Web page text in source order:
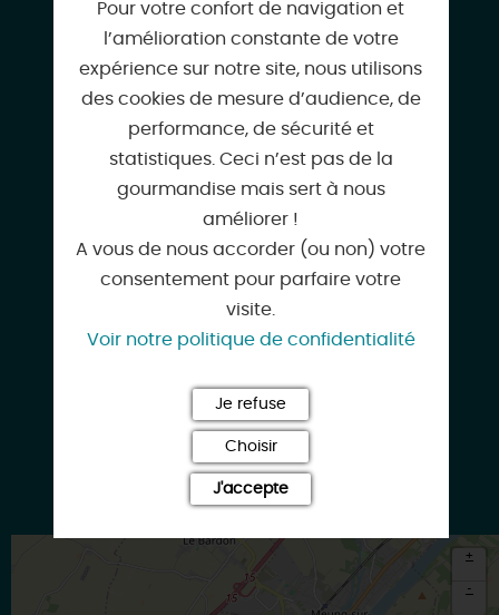
auclosdesvignes45@orange.fr
Google
+
-
Pour votre confort de navigation et
l’amélioration constante de votre
expérience sur notre site, nous utilisons
des cookies de mesure d’audience, de
performance, de sécurité et
statistiques. Ceci n’est pas de la
gourmandise mais sert à nous
améliorer !
A vous de nous accorder (ou non) votre
consentement pour parfaire votre
visite.
Voir notre politique de confidentialité
Je refuse
Choisir
J'accepte